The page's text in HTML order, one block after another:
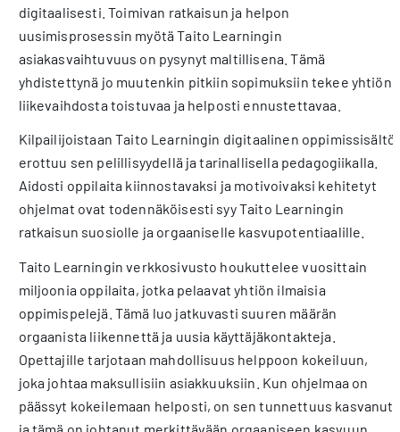
digitaalisesti. Toimivan ratkaisun ja helpon
uusimisprosessin myötä Taito Learningin
asiakasvaihtuvuus on pysynyt maltillisena. Tämä
yhdistettynä jo muutenkin pitkiin sopimuksiin tekee yhtiön
liikevaihdosta toistuvaa ja helposti ennustettavaa.
Kilpailijoistaan Taito Learningin digitaalinen oppimissisältö
erottuu sen pelillisyydellä ja tarinallisella pedagogiikalla.
Aidosti oppilaita kiinnostavaksi ja motivoivaksi kehitetyt
ohjelmat ovat todennäköisesti syy Taito Learningin
ratkaisun suosiolle ja orgaaniselle kasvupotentiaalille.
Taito Learningin verkkosivusto houkuttelee vuosittain
miljoonia oppilaita, jotka pelaavat yhtiön ilmaisia
oppimispelejä. Tämä luo jatkuvasti suuren määrän
orgaanista liikennettä ja uusia käyttäjäkontakteja.
Opettajille tarjotaan mahdollisuus helppoon kokeiluun,
joka johtaa maksullisiin asiakkuuksiin. Kun ohjelmaa on
päässyt kokeilemaan helposti, on sen tunnettuus kasvanut
ja tämä on johtanut merkittävään orgaaniseen kasvuun